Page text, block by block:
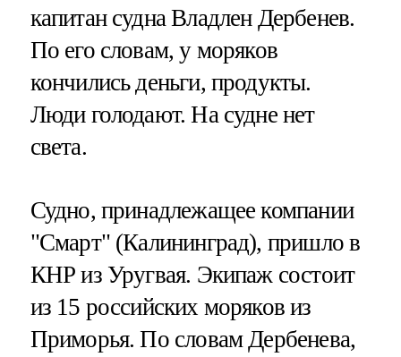
капитан судна Владлен Дербенев.
По его словам, у моряков
кончились деньги, продукты.
Люди голодают. На судне нет
света.
Судно, принадлежащее компании
"Смарт" (Калининград), пришло в
КНР из Уругвая. Экипаж состоит
из 15 российских моряков из
Приморья. По словам Дербенева,